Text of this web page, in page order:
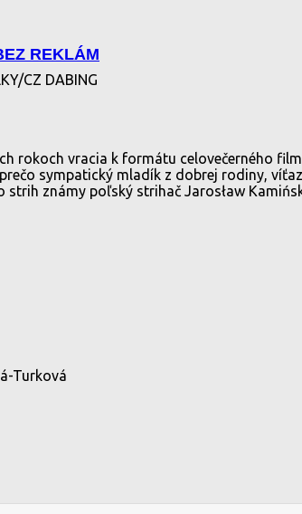
REKLÁM
CZ DABING
rokoch vracia k formátu celovečerného
sympatický mladík z dobrej rodiny,
známy poľský strihač Jarosław
Turková